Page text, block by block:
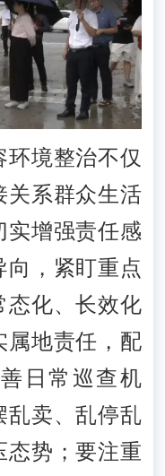
境整治不仅
关系群众生活
实增强责任感
向，紧盯重点
态化、长效化
属地责任，配
日常巡查机
乱卖、乱停乱
态势；要注重